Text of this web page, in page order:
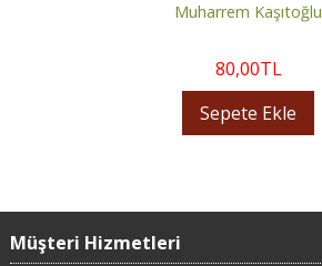
Muharrem Kaşıtoğlu
80,00TL
Sepete Ekle
Müşteri Hizmetleri